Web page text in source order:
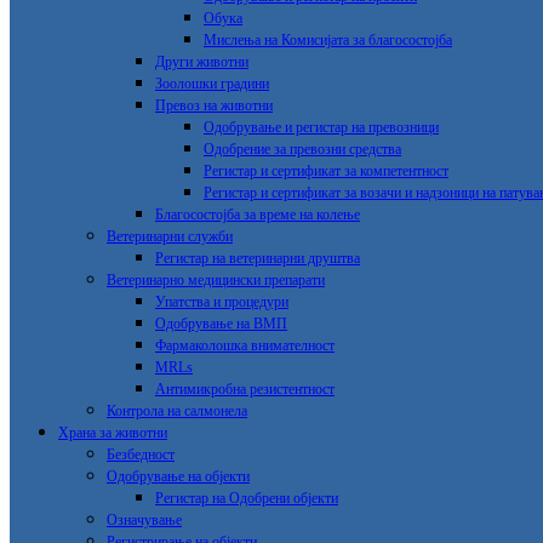
Обука
Мислења на Комисијата за благосостојба
Други животни
Зоолошки градини
Превоз на животни
Одобрување и регистар на превозници
Одобрение за превозни срeдства
Регистар и сертификат за компетентност
Регистар и сертификат за возачи и надзоници на
Благосостојба за време на колење
Ветеринарни служби
Регистар на ветеринарни друштва
Ветеринарно медицински препарати
Упатства и процедури
Одобрување на ВМП
Фармаколошка внимателност
MRLs
Антимикробна резистентност
Контрола на салмонела
Храна за животни
Безбедност
Одобрување на објекти
Регистар на Одобрени објекти
Означување